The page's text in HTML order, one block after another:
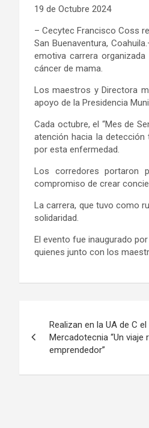
19 de Octubre 2024
– Cecytec Francisco Coss
San Buenaventura, Coahuila.
emotiva carrera
cáncer de mama.
Los maestros y Directora
apoyo de la Presidencia
Cada octubre, el “Mes de
atención hacia la
por esta enfermedad.
Los corredores portaron
compromiso de crear
La carrera, que tuvo como
solidaridad.
El evento fue inaugurado
quienes junto con los
de
entradas
Realizan en la UA de C
Mercadotecnia “Un
emprendedor”